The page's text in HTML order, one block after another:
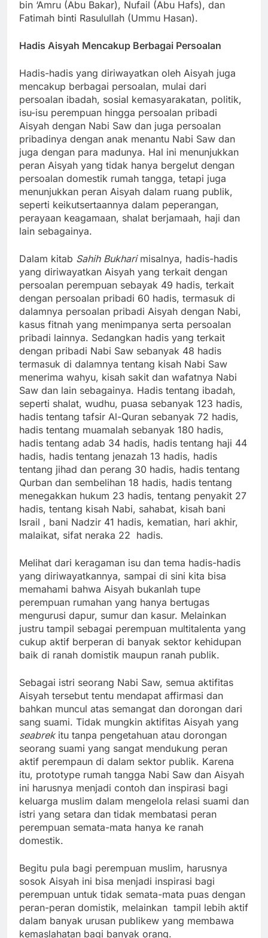
bin ‘Amru (Abu Bakar), Nufail (Abu Hafs), dan
Fatimah binti Rasulullah (Ummu Hasan).
Hadis Aisyah Mencakup Berbagai Persoalan
Hadis-hadis yang diriwayatkan oleh Aisyah juga
mencakup berbagai persoalan, mulai dari
persoalan ibadah, sosial kemasyarakatan, politik,
isu-isu perempuan hingga persoalan pribadi
Aisyah dengan Nabi Saw dan juga persoalan
pribadinya dengan anak menantu Nabi Saw dan
juga dengan para madunya. Hal ini menunjukkan
peran Aisyah yang tidak hanya bergelut dengan
persoalan domestik rumah tangga, tetapi juga
menunjukkan peran Aisyah dalam ruang publik,
seperti keikutsertaannya dalam peperangan,
perayaan keagamaan, shalat berjamaah, haji dan
lain sebagainya.
Dalam kitab Sahih Bukhari misalnya, hadis-hadis
yang diriwayatkan Aisyah yang terkait dengan
persoalan perempuan sebayak 49 hadis, terkait
dengan persoalan pribadi 60 hadis, termasuk di
dalamnya persoalan pribadi Aisyah dengan Nabi,
kasus fitnah yang menimpanya serta persoalan
pribadi lainnya. Sedangkan hadis yang terkait
dengan pribadi Nabi Saw sebanyak 48 hadis
termasuk di dalamnya tentang kisah Nabi Saw
menerima wahyu, kisah sakit dan wafatnya Nabi
Saw dan lain sebagainya. Hadis tentang ibadah,
seperti shalat, wudhu, puasa sebanyak 123 hadis,
hadis tentang tafsir Al-Quran sebanyak 72 hadis,
hadis tentang muamalah sebanyak 180 hadis,
hadis tentang adab 34 hadis, hadis tentang haji 44
hadis, hadis tentang jenazah 13 hadis, hadis
tentang jihad dan perang 30 hadis, hadis tentang
Qurban dan sembelihan 18 hadis, hadis tentang
menegakkan hukum 23 hadis, tentang penyakit 27
hadis, tentang kisah Nabi, sahabat, kisah bani
Israil , bani Nadzir 41 hadis, kematian, hari akhir,
malaikat, sifat neraka 22 hadis.
Melihat dari keragaman isu dan tema hadis-hadis
yang diriwayatkannya, sampai di sini kita bisa
memahami bahwa Aisyah bukanlah tupe
perempuan rumahan yang hanya bertugas
mengurusi dapur, sumur dan kasur. Melainkan
justru tampil sebagai perempuan multitalenta yang
cukup aktif berperan di banyak sektor kehidupan
baik di ranah domistik maupun ranah publik.
Sebagai istri seorang Nabi Saw, semua aktifitas
Aisyah tersebut tentu mendapat affirmasi dan
bahkan muncul atas semangat dan dorongan dari
sang suami. Tidak mungkin aktifitas Aisyah yang
seabrekitu tanpa pengetahuan atau dorongan
seorang suami yang sangat mendukung peran
aktif perempaun di dalam sektor publik. Karena
itu, prototype rumah tangga Nabi Saw dan Aisyah
ini harusnya menjadi contoh dan inspirasi bagi
keluarga muslim dalam mengelola relasi suami dan
istri yang setara dan tidak membatasi peran
perempuan semata-mata hanya ke ranah
domestik.
Begitu pula bagi perempuan muslim, harusnya
sosok Aisyah ini bisa menjadi inspirasi bagi
perempuan untuk tidak semata-mata puas dengan
peran-peran domistik, melainkan tampil lebih aktif
dalam banyak urusan publikew yang membawa
kemaslahatan bagi banyak orang.